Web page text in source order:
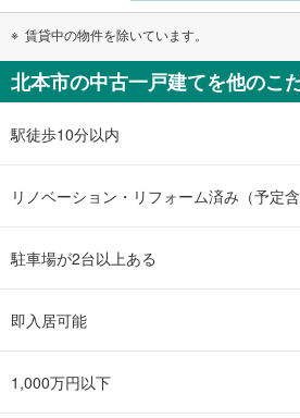
賃貸中の物件を除いています。
北本市の中古一戸建てを他のこ
駅徒歩10分以内
リノベーション・リフォーム済み（予定含
駐車場が2台以上ある
即入居可能
1,000万円以下